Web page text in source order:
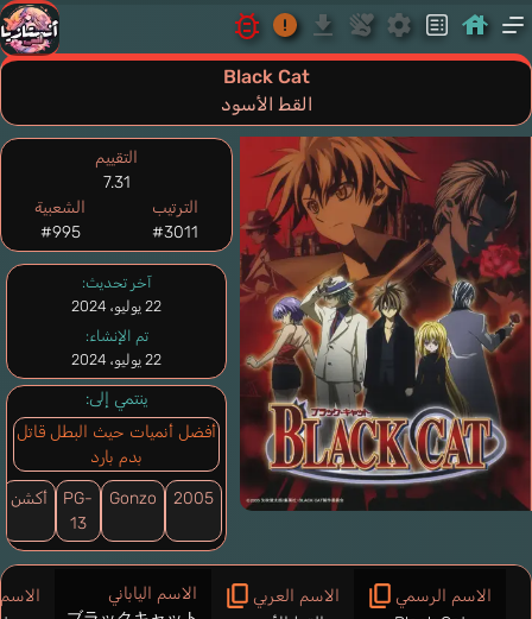
Black Cat
القط الأسود
آخر تحديث:
22 يوليو، 2024
تم الإنشاء:
22 يوليو، 2024
ينتمي إلى:
أفضل أنميات حيث البطل قاتل
بدم بارد
2005
Gonzo
PG-
13
أكشن
الاسم الرسمي
الاسم العربي
الاسم الياباني
التقييم
7.31
الترتيب
#3011
الشعبية
#995